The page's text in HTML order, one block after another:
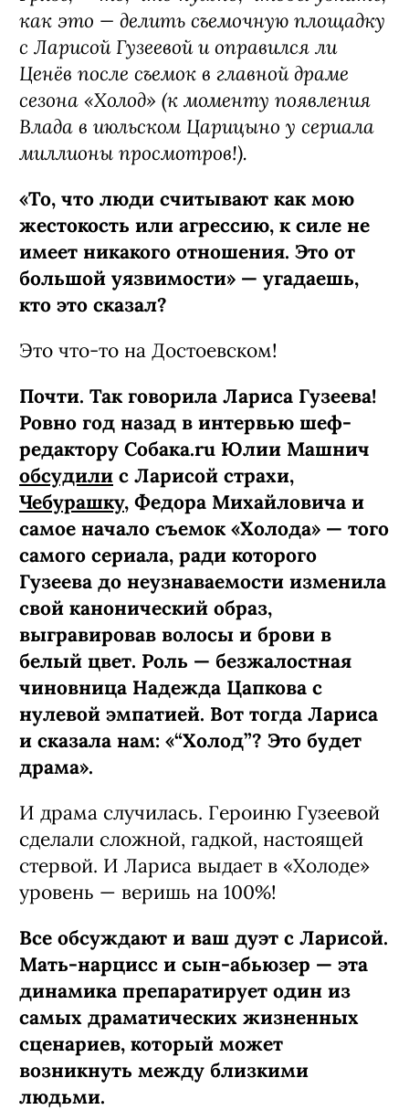
как это — делить съемочную площадку
с Ларисой Гузеевой и оправился ли
Ценёв после съемок в главной драме
сезона «Холод» (к моменту появления
Влада в июльском Царицыно у сериала
миллионы просмотров!).
«То, что люди считывают как мою
жестокость или агрессию, к силе не
имеет никакого отношения. Это от
большой уязвимости» — угадаешь,
кто это сказал?
Это что-то на Достоевском!
Почти. Так говорила Лариса Гузеева!
Ровно год назад в интервью шеф-
редактору Собака.ru Юлии Машнич
обсудили с Ларисой страхи,
Чебурашку, Федора Михайловича и
самое начало съемок «Холода» — того
самого сериала, ради которого
Гузеева до неузнаваемости изменила
свой канонический образ,
выгравировав волосы и брови в
белый цвет. Роль — безжалостная
чиновница Надежда Цапкова с
нулевой эмпатией. Вот тогда Лариса
и сказала нам: «“Холод”? Это будет
драма».
И драма случилась. Героиню Гузеевой
сделали сложной, гадкой, настоящей
стервой. И Лариса выдает в «Холоде»
уровень — веришь на 100%!
Все обсуждают и ваш дуэт с Ларисой.
Мать-нарцисс и сын-абьюзер — эта
динамика препаратирует один из
самых драматических жизненных
сценариев, который может
возникнуть между близкими
людьми.